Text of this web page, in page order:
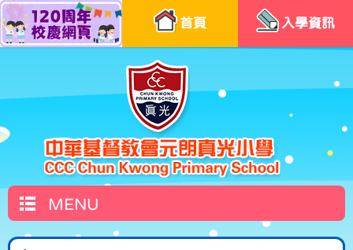
首頁 入學資訊
MENU